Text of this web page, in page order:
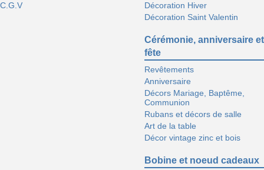
C.G.V
Décoration Hiver
Décoration Saint Valentin
Cérémonie, anniversaire et
fête
Revêtements
Anniversaire
Décors Mariage, Baptême,
Communion
Rubans et décors de salle
Art de la table
Décor vintage zinc et bois
Bobine et noeud cadeaux